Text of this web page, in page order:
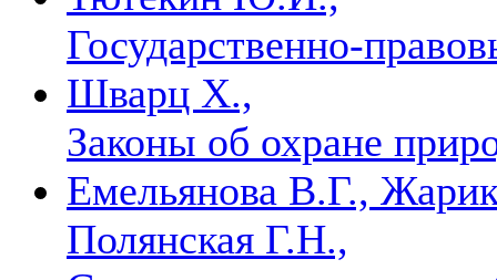
Государственно-
Шварц Х.,
Законы об охране
Емельянова В.Г.,
Полянская Г.Н.,